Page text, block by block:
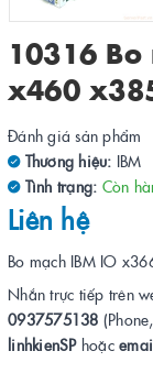
10316
x460
Đánh giá sản phẩm
Thương hiệu: IBM
Tình trạng: Còn
Liên hệ
Bo mạch IBM IO
Nhắn trực tiếp trên
0937575138
linhkienSPhoặc